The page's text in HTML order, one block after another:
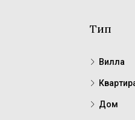
Тип
Вилла
Дом